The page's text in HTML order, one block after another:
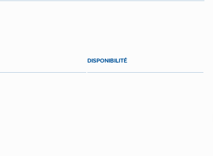
DISPONIBILITÉ